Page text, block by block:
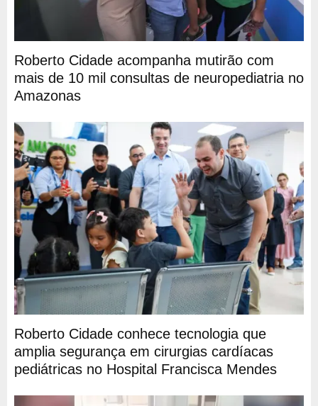
Roberto Cidade acompanha mutirão com
mais de 10 mil consultas de neuropediatria no
Amazonas
Roberto Cidade conhece tecnologia que
amplia segurança em cirurgias cardíacas
pediátricas no Hospital Francisca Mendes